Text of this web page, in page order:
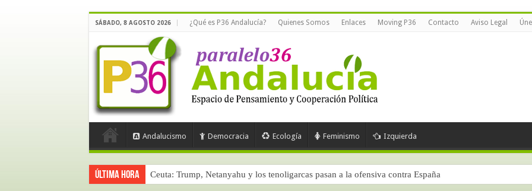
SÁBADO, 8 AGOSTO 2026 ¿Qué es P36 Andalucía? Quienes Somos Enlaces Moving P36 Contacto Aviso Legal
Andalucismo Democracia Ecología Feminismo Izquierda
Última hora Ceuta: Trump, Netanyahu y los tenoligarcas pasan a la ofensiva contra España